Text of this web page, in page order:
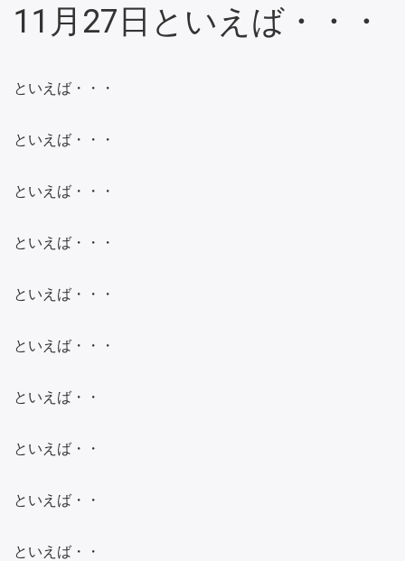
11月27日といえば・・・
といえば・・・
といえば・・・
といえば・・・
といえば・・・
といえば・・・
といえば・・・
といえば・・
といえば・・
といえば・・
といえば・・